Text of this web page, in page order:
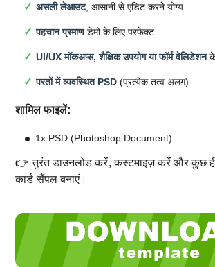
असली लेआउट, आसानी से एडिट करने योग्य
पहचान प्रमाणडेमो के लिए परफेक्ट
UI/UX मॉकअप्स, शैक्षिक उपयोग या फॉर्म वेलिडेशनके
परतों में व्यवस्थित PSD (प्रत्येक तत्व अलग)
शामिल फाइलें:
1x PSD (Photoshop Document)
👉 तुरंत डाउनलोड करें, कस्टमाइज़ करें और कुछ ही
कार्ड सैंपल बनाएं।